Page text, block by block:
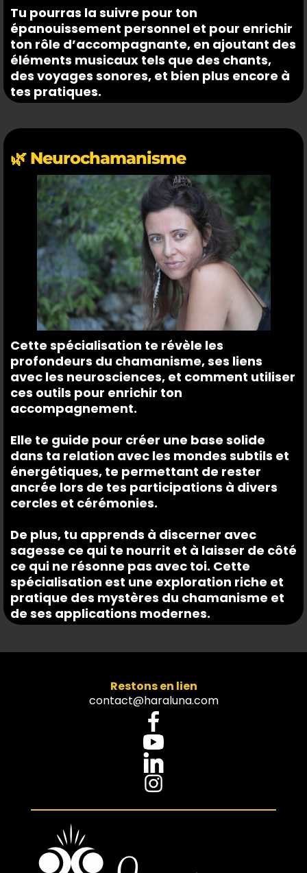
Tu pourras la suivre pour ton
épanouissement personnel et pour enrichir
ton rôle d’accompagnante, en ajoutant des
éléments musicaux tels que des chants,
des voyages sonores, et bien plus encore à
tes pratiques.
🌿 Neurochamanisme
Cette spécialisation te révèle les
profondeurs du chamanisme, ses liens
avec les neurosciences, et comment utiliser
ces outils pour enrichir ton
accompagnement.
Elle te guide pour créer une base solide
dans ta relation avec les mondes subtils et
énergétiques, te permettant de rester
ancrée lors de tes participations à divers
cercles et cérémonies.
De plus, tu apprends à discerner avec
sagesse ce qui te nourrit et à laisser de côté
ce qui ne résonne pas avec toi. Cette
spécialisation est une exploration riche et
pratique des mystères du chamanisme et
de ses applications modernes.
Restons en lien
contact@haraluna.com